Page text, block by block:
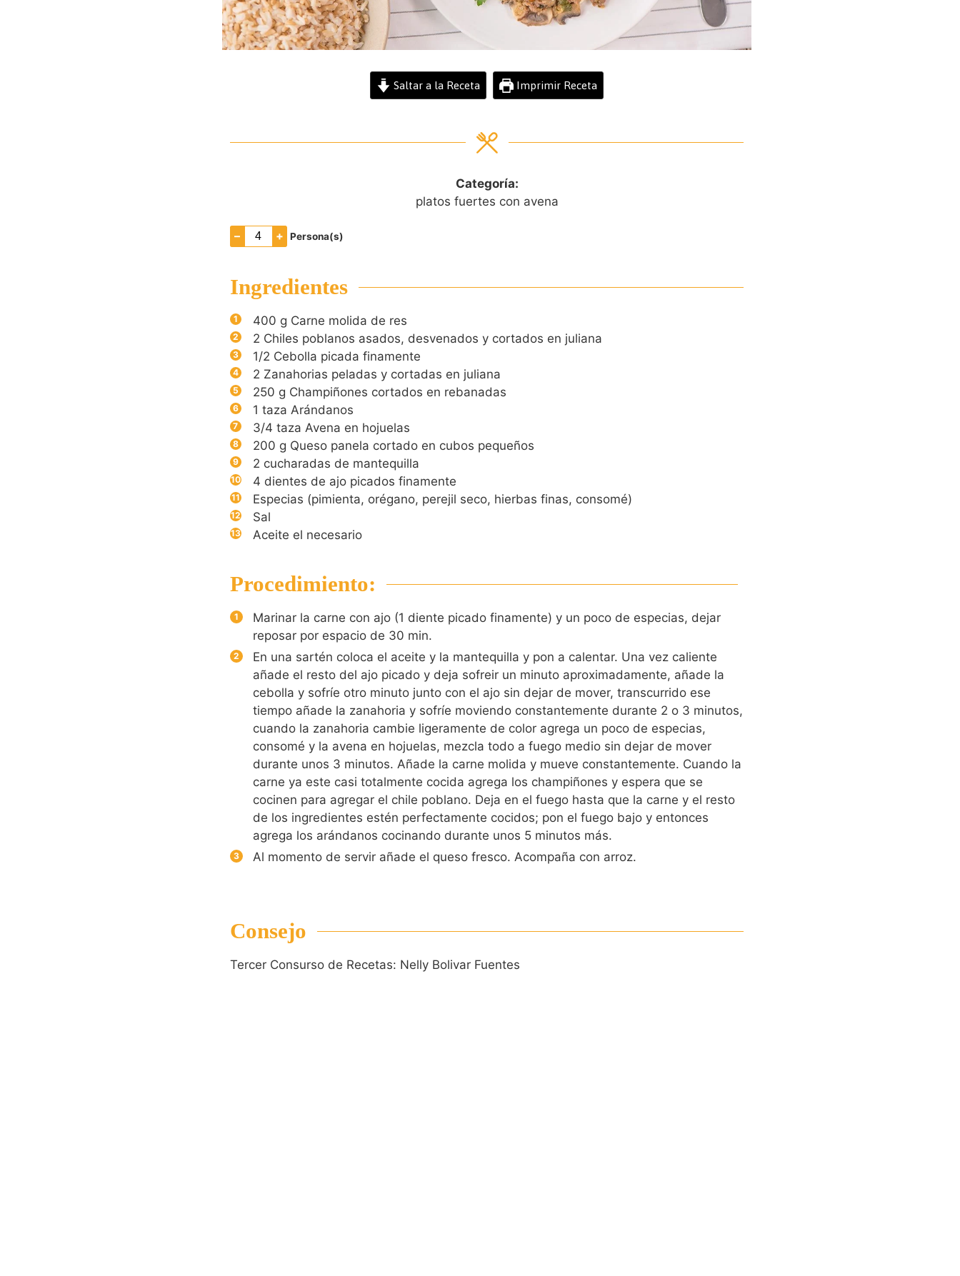
Saltar a la Receta Imprimir Receta
Categoría:
platos fuertes con avena
– + Persona(s)
Ingredientes
400 g Carne molida de res
2 Chiles poblanos asados, desvenados y cortados en juliana
1/2 Cebolla picada finamente
2 Zanahorias peladas y cortadas en juliana
250 g Champiñones cortados en rebanadas
1 taza Arándanos
3/4 taza Avena en hojuelas
200 g Queso panela cortado en cubos pequeños
2 cucharadas de mantequilla
4 dientes de ajo picados finamente
Especias (pimienta, orégano, perejil seco, hierbas finas, consomé)
Sal
Aceite el necesario
Procedimiento:
Marinar la carne con ajo (1 diente picado finamente) y un poco de especias, dejar
reposar por espacio de 30 min.
En una sartén coloca el aceite y la mantequilla y pon a calentar. Una vez caliente
añade el resto del ajo picado y deja sofreir un minuto aproximadamente, añade la
cebolla y sofríe otro minuto junto con el ajo sin dejar de mover, transcurrido ese
tiempo añade la zanahoria y sofríe moviendo constantemente durante 2 o 3 minutos,
cuando la zanahoria cambie ligeramente de color agrega un poco de especias,
consomé y la avena en hojuelas, mezcla todo a fuego medio sin dejar de mover
durante unos 3 minutos. Añade la carne molida y mueve constantemente. Cuando la
carne ya este casi totalmente cocida agrega los champiñones y espera que se
cocinen para agregar el chile poblano. Deja en el fuego hasta que la carne y el resto
de los ingredientes estén perfectamente cocidos; pon el fuego bajo y entonces
agrega los arándanos cocinando durante unos 5 minutos más.
Al momento de servir añade el queso fresco. Acompaña con arroz.
Consejo
Tercer Consurso de Recetas: Nelly Bolivar Fuentes